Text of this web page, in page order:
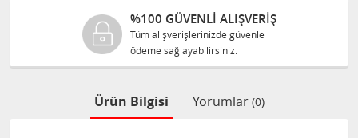
%100 GÜVENLİ ALIŞVERİŞ
Tüm alışverişlerinizde güvenle
ödeme sağlayabilirsiniz.
Ürün Bilgisi Yorumlar (0)